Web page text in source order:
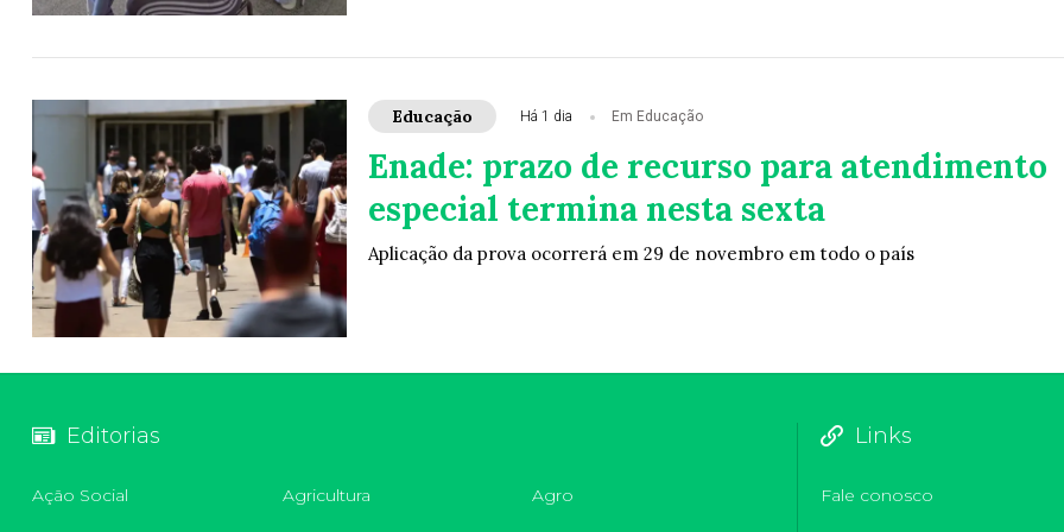
Educação Há 1 dia Em Educação
Enade: prazo de recurso para atendimento
especial termina nesta sexta
Aplicação da prova ocorrerá em 29 de novembro em todo o país
Editorias
Ação Social Agricultura Agro
Links
Fale conosco